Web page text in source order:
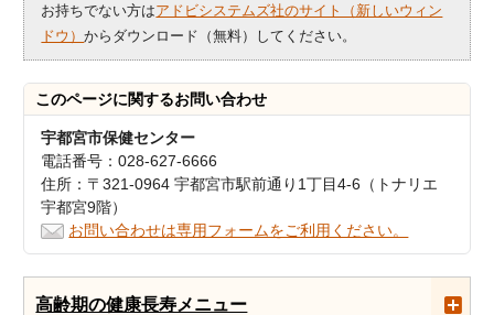
お持ちでない方はアドビシステムズ社のサイト（新しいウィン
ドウ）からダウンロード（無料）してください。
このページに関するお問い合わせ
宇都宮市保健センター
電話番号：028-627-6666
住所：〒321-0964 宇都宮市駅前通り1丁目4-6（トナリエ
宇都宮9階）
お問い合わせは専用フォームをご利用ください。
高齢期の健康長寿メニュー